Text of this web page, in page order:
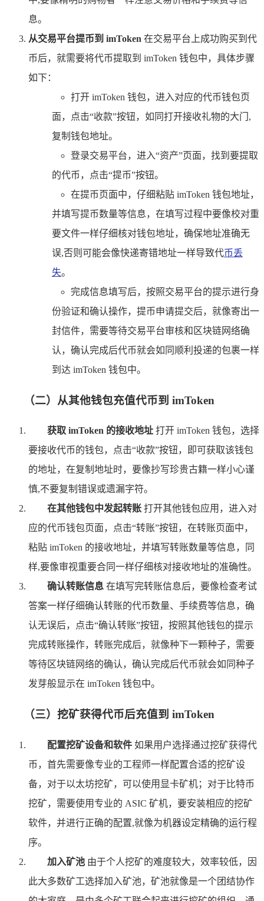
息。
从交易平台提币到 imToken 在交易平台上成功购买到代
币后，就需要将代币提取到 imToken 钱包中，具体步骤
如下：
打开 imToken 钱包，进入对应的代币钱包页
面，点击“收款”按钮，如同打开接收礼物的大门,
复制钱包地址。
登录交易平台，进入“资产”页面，找到要提取
的代币，点击“提币”按钮。
在提币页面中，仔细粘贴 imToken 钱包地址，
并填写提币数量等信息，在填写过程中要像校对重
要文件一样仔细核对钱包地址，确保地址准确无
误,否则可能会像快递寄错地址一样导致代币丢
失。
完成信息填写后，按照交易平台的提示进行身
份验证和确认操作，提币申请提交后，就像寄出一
封信件，需要等待交易平台审核和区块链网络确
认，确认完成后代币就会如同顺利投递的包裹一样
到达 imToken 钱包中。
（二）从其他钱包充值代币到 imToken
获取 imToken 的接收地址 打开 imToken 钱包，选择
要接收代币的钱包，点击“收款”按钮，即可获取该钱包
的地址，在复制地址时，要像抄写珍贵古籍一样小心谨
慎,不要复制错误或遗漏字符。
在其他钱包中发起转账 打开其他钱包应用，进入对
应的代币钱包页面，点击“转账”按钮，在转账页面中，
粘贴 imToken 的接收地址，并填写转账数量等信息，同
样,要像审视重要合同一样仔细核对接收地址的准确性。
确认转账信息 在填写完转账信息后，要像检查考试
答案一样仔细确认转账的代币数量、手续费等信息，确
认无误后，点击“确认转账”按钮，按照其他钱包的提示
完成转账操作，转账完成后，就像种下一颗种子，需要
等待区块链网络的确认，确认完成后代币就会如同种子
发芽般显示在 imToken 钱包中。
（三）挖矿获得代币后充值到 imToken
配置挖矿设备和软件 如果用户选择通过挖矿获得代
币，首先需要像专业的工程师一样配置合适的挖矿设
备，对于以太坊挖矿，可以使用显卡矿机；对于比特币
挖矿，需要使用专业的 ASIC 矿机，要安装相应的挖矿
软件，并进行正确的配置,就像为机器设定精确的运行程
序。
加入矿池 由于个人挖矿的难度较大，效率较低，因
此大多数矿工选择加入矿池，矿池就像是一个团结协作